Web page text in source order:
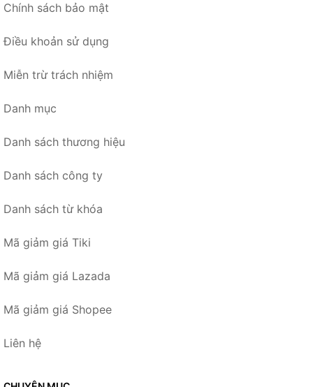
Chính sách bảo mật
Điều khoản sử dụng
Miễn trừ trách nhiệm
Danh mục
Danh sách thương hiệu
Danh sách công ty
Danh sách từ khóa
Mã giảm giá Tiki
Mã giảm giá Lazada
Mã giảm giá Shopee
Liên hệ